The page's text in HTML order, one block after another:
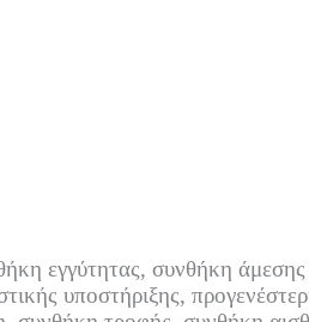
εγγύτητας, συνθήκη
υποστήριξης,